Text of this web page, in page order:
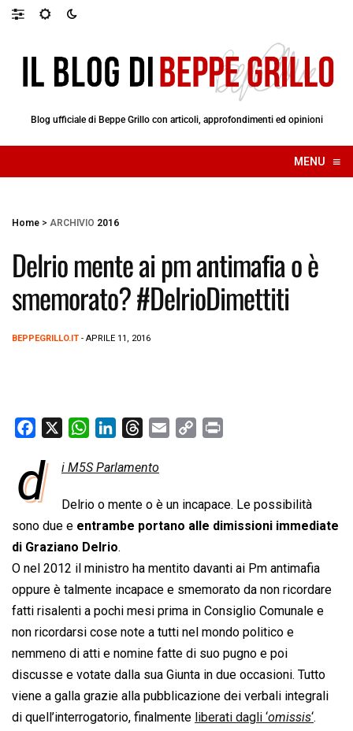
Blog ufficiale di Beppe Grillo con articoli, approfondimenti ed opinioni
MENU ≡
☰
Home > ARCHIVIO 2016
Delrio mente ai pm antimafia o è
smemorato? #DelrioDimettiti
BEPPEGRILLO.IT - APRILE 11, 2016
c
e
o
o
k
W
a
s
A
p
p
n
e
d
I
n
r
a
d
l
L
i
k
t
d i M5S Parlamento
Delrio o mente o è un incapace. Le possibilità
sono due e entrambe portano alle dimissioni immediate
di Graziano Delrio.
O nel 2012 il ministro ha mentito davanti ai Pm antimafia
oppure è talmente incapace e smemorato da non ricordare
fatti risalenti a pochi mesi prima in Consiglio Comunale e
non ricordarsi cose note a tutti nel mondo politico e
nemmeno di atti e nomine fatte di suo pugno e poi
discusse e votate dalla sua Giunta in due occasioni. Tutto
viene a galla grazie alla pubblicazione dei verbali integrali
di quell’interrogatorio, finalmente liberati dagli ‘omissis‘.